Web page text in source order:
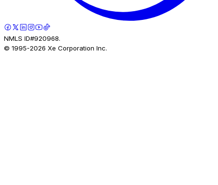
NMLS ID#920968.
© 1995-2026 Xe Corporation Inc.